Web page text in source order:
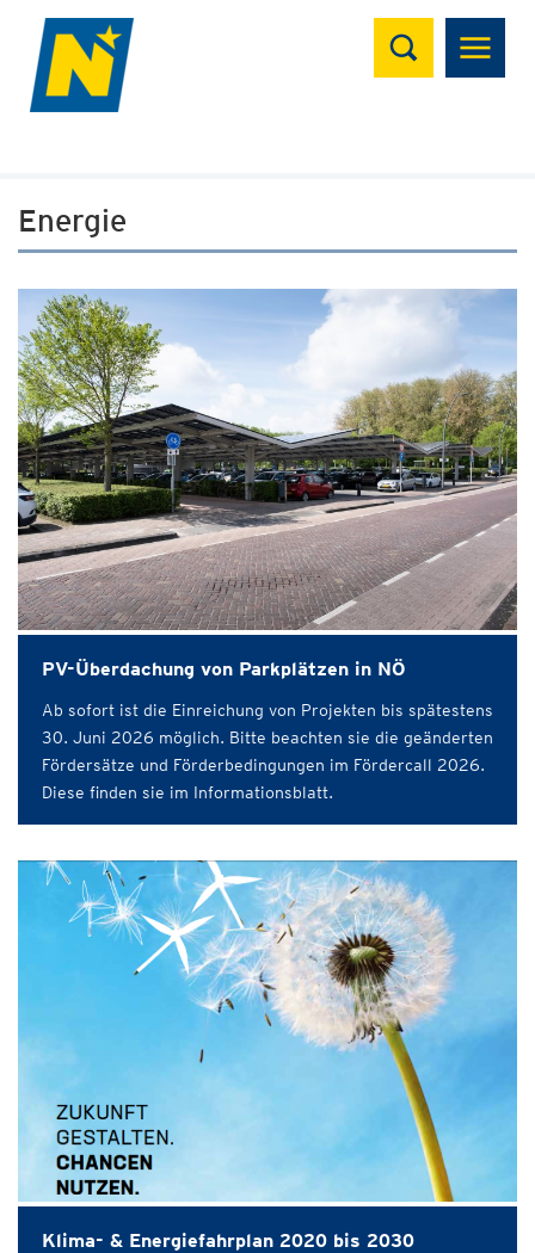
Suchen
Energie
PV-Überdachung von Parkplätzen in NÖ
Ab sofort ist die Einreichung von Projekten bis spätestens
30. Juni 2026 möglich. Bitte beachten sie die geänderten
Fördersätze und Förderbedingungen im Fördercall 2026.
Diese finden sie im Informationsblatt.
Klima- & Energiefahrplan 2020 bis 2030